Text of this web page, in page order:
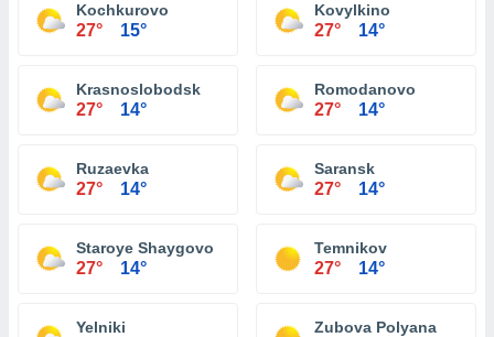
Kochkurovo
27° 15°
Kovylkino
27° 14°
Krasnoslobodsk
27° 14°
Romodanovo
27° 14°
Ruzaevka
27° 14°
Saransk
27° 14°
Staroye Shaygovo
27° 14°
Temnikov
27° 14°
Yelniki Zubova Polyana